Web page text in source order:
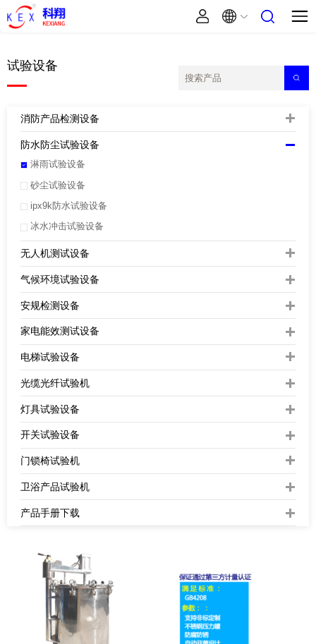
试验设备
消防产品检测设备
防水防尘试验设备
淋雨试验设备
砂尘试验设备
ipx9k防水试验设备
冰水冲击试验设备
无人机测试设备
气候环境试验设备
安规检测设备
家电能效测试设备
电梯试验设备
光缆光纤试验机
灯具试验设备
开关试验设备
门锁椅试验机
卫浴产品试验机
产品手册下载